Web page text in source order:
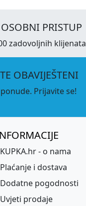
PRISTUP
zadovoljnih klijenata
OBAVIJEŠTENI
Prijavite se!
KUPKA.hr - o nama
Plaćanje i dostava
Dodatne pogodnosti
Uvjeti prodaje